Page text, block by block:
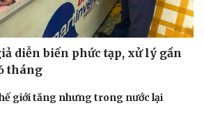
diễn biến phức tạp, xử lý gần
tháng
giới tăng nhưng trong nước lại